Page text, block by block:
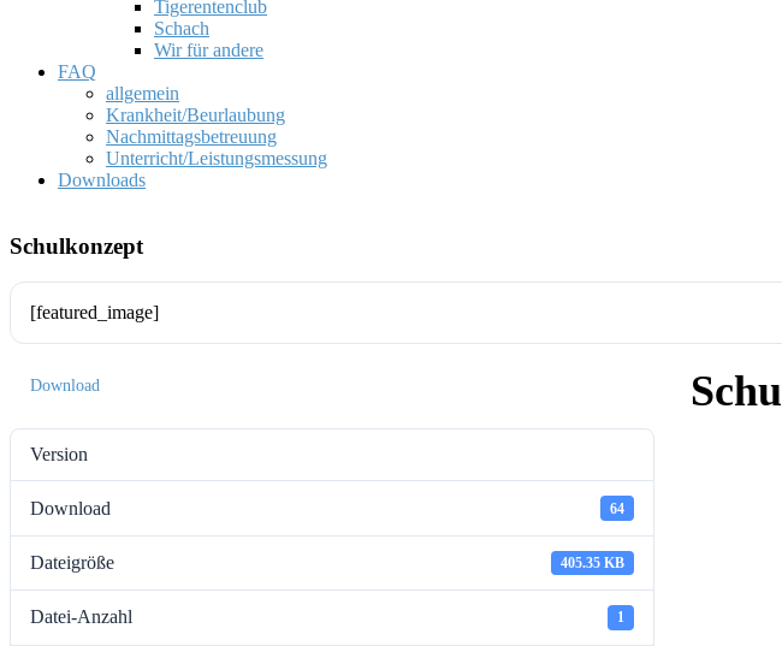
Tigerentenclub
Schach
Wir für andere
FAQ
allgemein
Krankheit/Beurlaubung
Nachmittagsbetreuung
Unterricht/Leistungsmessung
Downloads
Schulkonzept
[featured_image]
Download
Version
Download 64
Dateigröße 405.35 KB
Datei-Anzahl 1